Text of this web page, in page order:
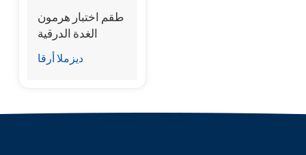
طقم اختبار هرمون
الغدة الدرقية
للكلاب (cTSH)
(المقايسة المناعية
ديزملا أرقا